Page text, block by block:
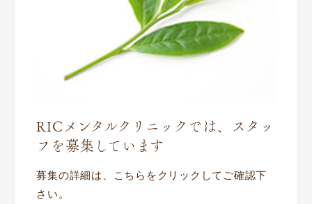
RICメンタルクリニックでは、スタッ
フを募集しています
募集の詳細は、こちらをクリックしてご確認下
さい。